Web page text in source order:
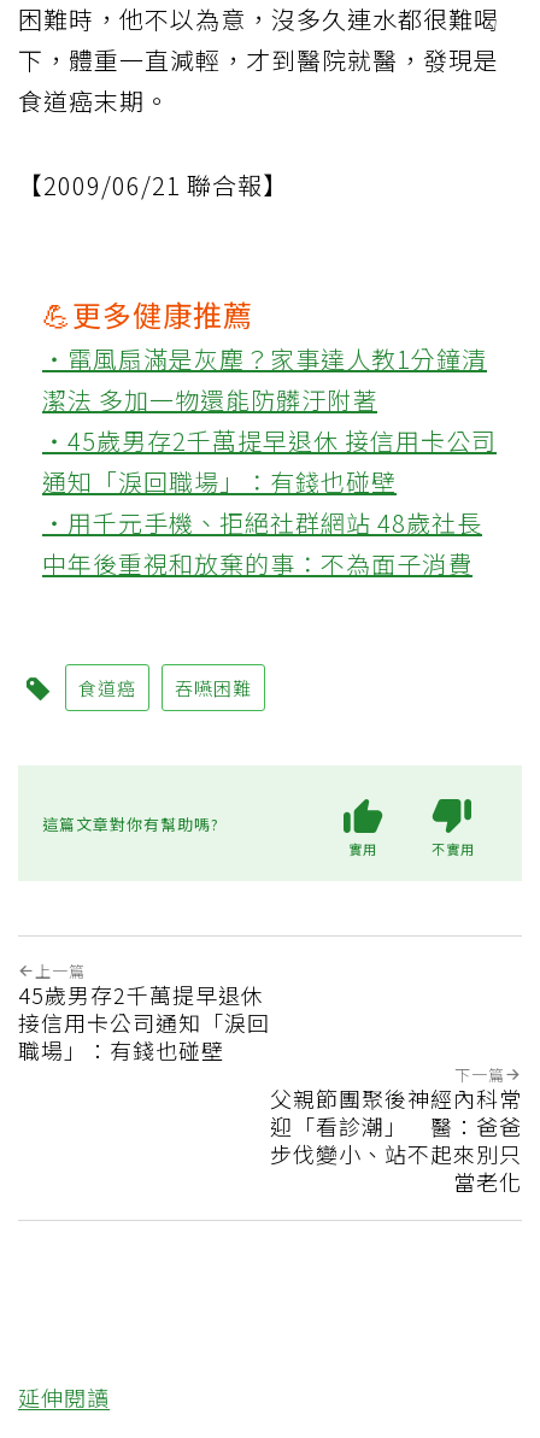
困難時，他不以為意，沒多久連水都很難喝
下，體重一直減輕，才到醫院就醫，發現是
食道癌末期。
【2009/06/21 聯合報】
💪更多健康推薦
‧電風扇滿是灰塵？家事達人教1分鐘清
潔法 多加一物還能防髒汙附著
‧45歲男存2千萬提早退休 接信用卡公司
通知「淚回職場」：有錢也碰壁
‧用千元手機、拒絕社群網站 48歲社長
中年後重視和放棄的事：不為面子消費
食道癌 吞嚥困難
這篇文章對你有幫助嗎?
實用 不實用
上一篇
45歲男存2千萬提早退休
接信用卡公司通知「淚回
職場」：有錢也碰壁
下一篇
父親節團聚後神經內科常
迎「看診潮」 醫：爸爸
步伐變小、站不起來別只
當老化
延伸閱讀